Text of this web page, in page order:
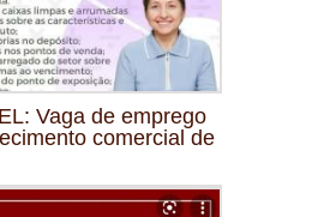
Vaga de emprego
comercial de